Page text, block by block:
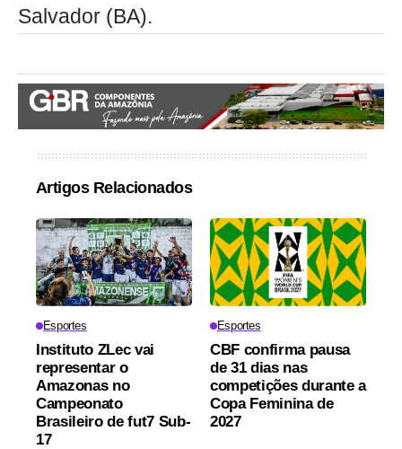
Salvador (BA).
Artigos Relacionados
Esportes
Instituto ZLec vai
representar o
Amazonas no
Campeonato
Brasileiro de fut7 Sub-
17
Esportes
CBF confirma pausa
de 31 dias nas
competições durante a
Copa Feminina de
2027